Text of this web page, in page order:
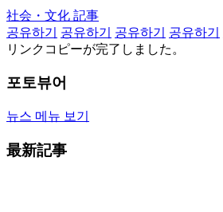
社会・文化 記事
공유하기
공유하기 공유하기 공유하기
リンクコピーが完了しました。
포토뷰어
뉴스 메뉴 보기
最新記事